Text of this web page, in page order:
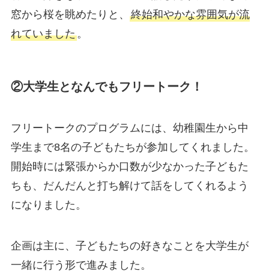
窓から桜を眺めたりと、 終始和やかな雰囲気が流
れていました。
②大学生となんでもフリートーク！
フリートークのプログラムには、幼稚園生から中
学生まで8名の子どもたちが参加してくれました。
開始時には緊張からか口数が少なかった子どもた
ちも、だんだんと打ち解けて話をしてくれるよう
になりました。
企画は主に、子どもたちの好きなことを大学生が
一緒に行う形で進みました。